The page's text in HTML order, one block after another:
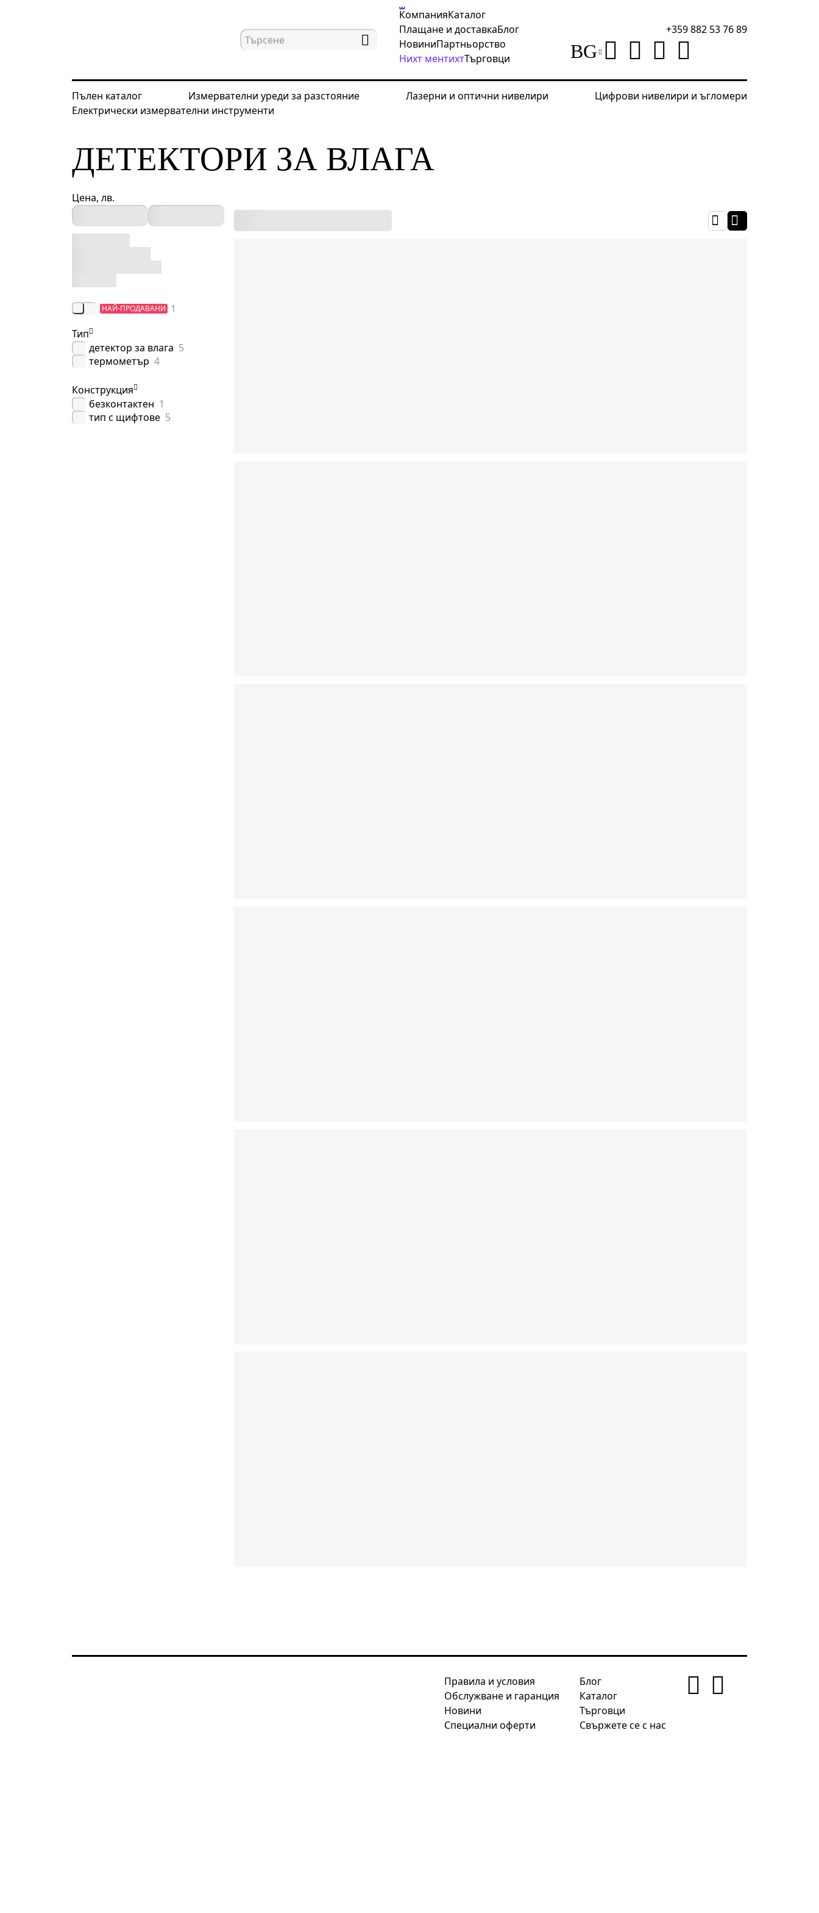
КомпанияКаталог
Плащане и доставкаБлог
НовиниПартньорство
Нихт ментихтТърговци
+359 882 53 76 89
BG
Пълен каталог Измервателни уреди за разстояние Лазерни и оптични нивелири
Цифрови нивелири и ъгломери
Електрически измервателни инструменти
Начална страница Каталог Детектори за влага
ДЕТЕКТОРИ ЗА ВЛАГА
Цена, лв.
НАЙ-ПРОДАВАНИ 1
Тип
детектор за влага 5
термометър 4
Конструкция
безконтактен 1
тип с щифтове 5
Правила и условия
Обслужване и гаранция
Новини
Специални оферти
Блог
Каталог
Търговци
Свържете се с нас